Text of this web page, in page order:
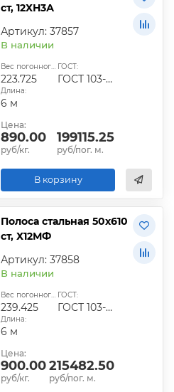
ст, 12ХН3А
Артикул: 37857
В наличии
Вес погонного метра, кг:
223.725
ГОСТ:
ГОСТ 103-2006
Длина:
6 м
Цена:
890.00
руб/кг.
199115.25
руб/пог. м.
В корзину
Полоса стальная 50х610
ст, Х12МФ
Артикул: 37858
В наличии
Вес погонного метра, кг:
239.425
ГОСТ:
ГОСТ 103-2006
Длина:
6 м
Цена:
900.00
руб/кг.
215482.50
руб/пог. м.